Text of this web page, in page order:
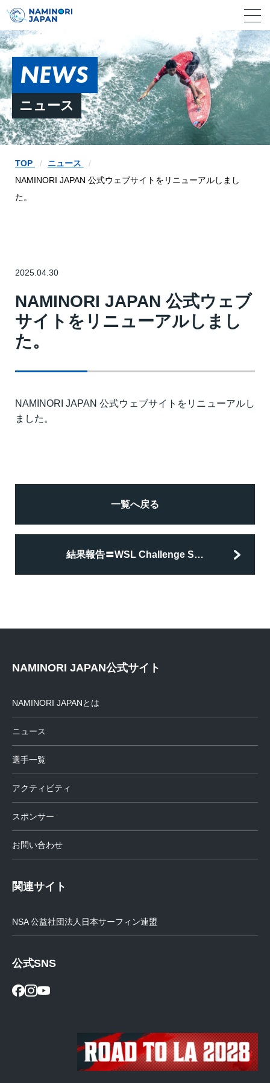
NEWS
ニュース
TOP
ニュース
NAMINORI JAPAN 公式ウェブサイトをリニューアルしまし
た。
2025.04.30
NAMINORI JAPAN 公式ウェブ
サイトをリニューアルしまし
た。
NAMINORI JAPAN 公式ウェブサイトをリニューアルし
ました。
一覧へ戻る
結果報告〓WSL Challenge S…
NAMINORI JAPAN公式サイト
NAMINORI JAPANとは
ニュース
選手一覧
アクティビティ
スポンサー
お問い合わせ
関連サイト
NSA 公益社団法人日本サーフィン連盟
公式SNS